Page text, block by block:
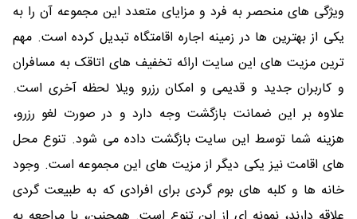
ویژگی های منحصر به فرد و مزایای متعدد این مجموعه آن را به
یکی از بهترین ها در زمینه اجاره اقامتگاه تبدیل کرده است. مهم
ترین مزیت های این سایت ارائه تخفیف های اتاقک به مسافران
و کاربران جدید و قدیمی و امکان رزرو ویلا لحظه آخری است.
علاوه بر این ضمانت بازگشت وجه دارد و در صورت لغو رزرو،
هزینه شما توسط این سایت بازگشت داده می شود. تنوع محل
های اقامت نیز یکی دیگر از مزیت های این مجموعه است. وجود
خانه ها و کلبه های بوم گردی برای افرادی که به طبیعت گردی